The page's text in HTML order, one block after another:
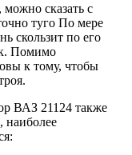
сказать с
туго По мере
скользит по его
Помимо
к тому, чтобы
ВАЗ 21124 также
наиболее